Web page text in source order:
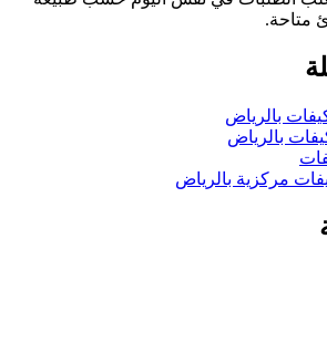
متاحة.
بالرياض
بالرياض
مركزية بالرياض